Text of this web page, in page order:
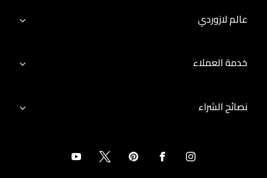
عالم لازوردي
خدمة العملاء
نصائح الشراء